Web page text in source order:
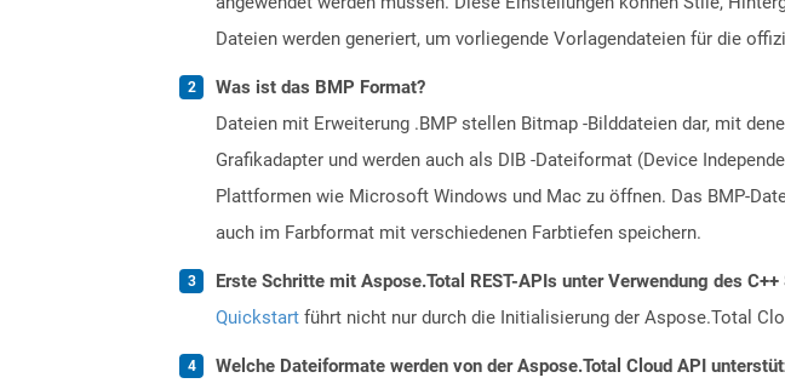
Dateien werden generiert, um vorliegende Vorlagendateien für die
Was ist das BMP Format?
Dateien mit Erweiterung .BMP stellen Bitmap -Bilddateien dar, mit
Grafikadapter und werden auch als DIB -Dateiformat (Device
Plattformen wie Microsoft Windows und Mac zu öffnen. Das BMP-
auch im Farbformat mit verschiedenen Farbtiefen speichern.
Erste Schritte mit Aspose.Total REST-APIs unter Verwendung des
Quickstart führt nicht nur durch die Initialisierung der Aspose.Total
Welche Dateiformate werden von der Aspose.Total Cloud API